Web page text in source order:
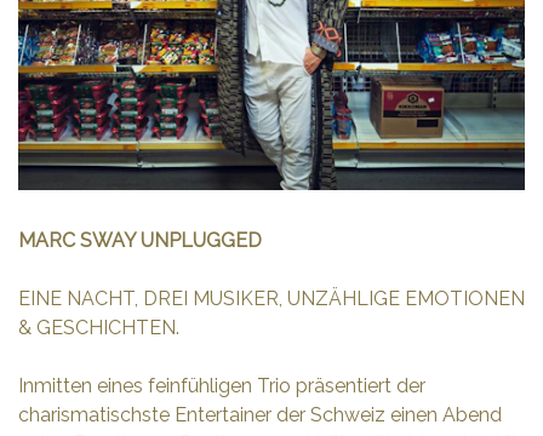
MARC SWAY UNPLUGGED
EINE NACHT, DREI MUSIKER, UNZÄHLIGE EMOTIONEN
& GESCHICHTEN.
Inmitten eines feinfühligen Trio präsentiert der
charismatischste Entertainer der Schweiz einen Abend